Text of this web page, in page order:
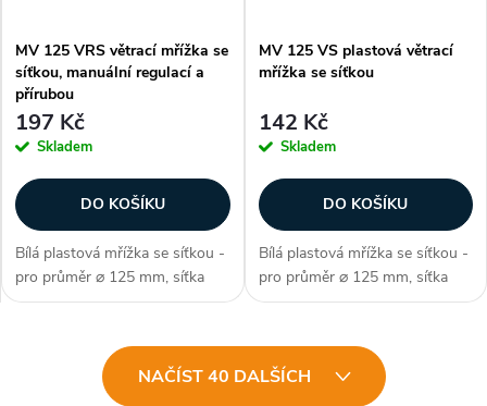
MV 125 VRS větrací mřížka se
síťkou, manuální regulací a
přírubou
197 Kč
Skladem
DO KOŠÍKU
Bílá plastová mřížka se síťkou -
pro průměr ⌀ 125 mm, síťka
proti hmyzu, s přírubou, pevné
pro vnitřní i vnější montáž,
ovládání pomocí páčky /...
MV 125 VS plastová větrací
mřížka se síťkou
142 Kč
Skladem
DO KOŠÍKU
Bílá plastová mřížka se síťkou -
pro průměr ⌀ 125 mm, síťka
proti hmyzu, s přírubou,
zpracovní, snadná instalace,
pro vnitřní i vnější montáž,
NAČÍST 40 DALŠÍCH